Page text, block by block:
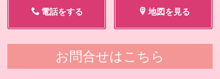
電話をする 地図を見る
お問合せはこちら